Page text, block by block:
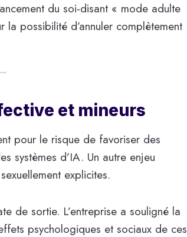
du soi-disant « mode adulte
la possibilité d’annuler complètement
et mineurs
pour le risque de favoriser des
systèmes d’IA. Un autre enjeu
explicites.
de sortie. L’entreprise a souligné la
psychologiques et sociaux de ces